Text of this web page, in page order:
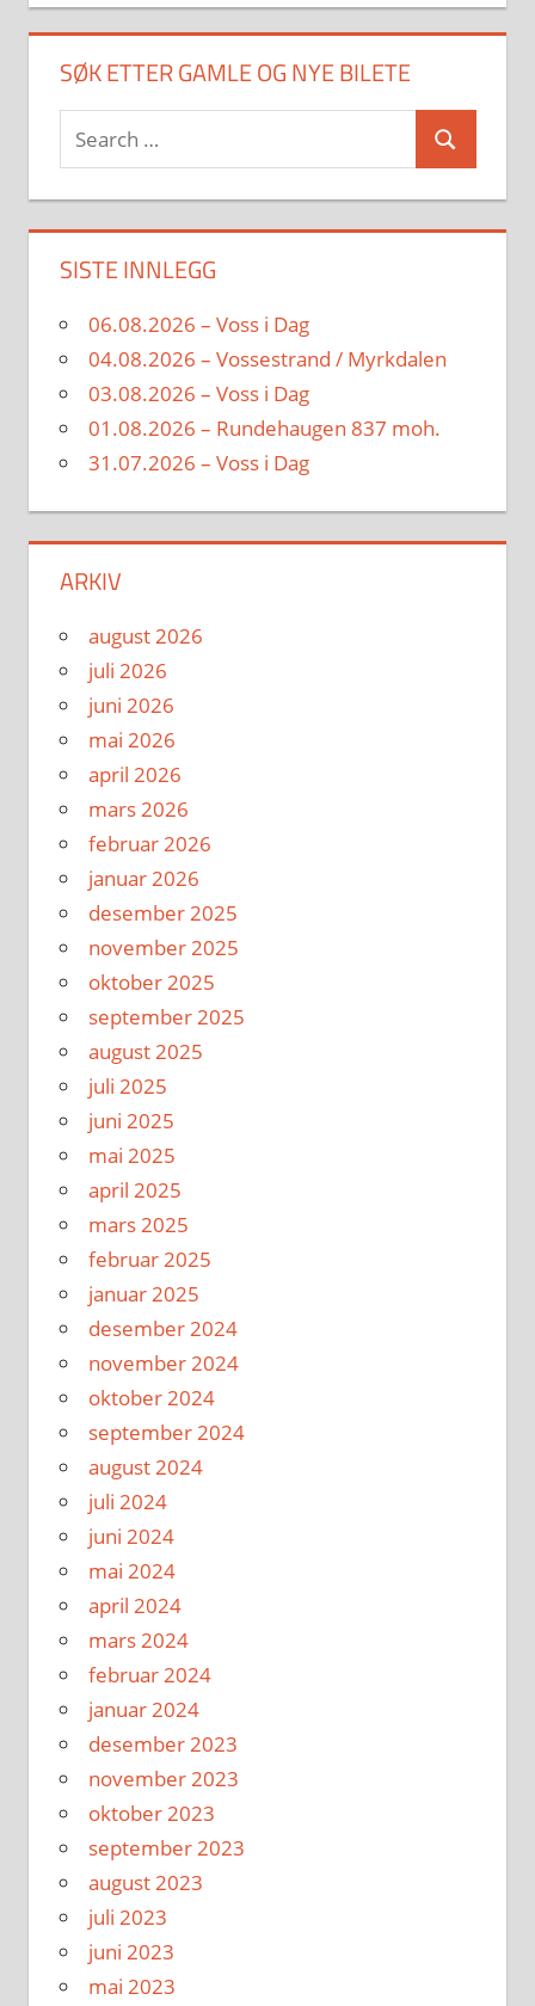
SØK ETTER GAMLE OG NYE BILETE
Search
for:
Search
SISTE INNLEGG
06.08.2026 – Voss i Dag
04.08.2026 – Vossestrand / Myrkdalen
03.08.2026 – Voss i Dag
01.08.2026 – Rundehaugen 837 moh.
31.07.2026 – Voss i Dag
ARKIV
august 2026
juli 2026
juni 2026
mai 2026
april 2026
mars 2026
februar 2026
januar 2026
desember 2025
november 2025
oktober 2025
september 2025
august 2025
juli 2025
juni 2025
mai 2025
april 2025
mars 2025
februar 2025
januar 2025
desember 2024
november 2024
oktober 2024
september 2024
august 2024
juli 2024
juni 2024
mai 2024
april 2024
mars 2024
februar 2024
januar 2024
desember 2023
november 2023
oktober 2023
september 2023
august 2023
juli 2023
juni 2023
mai 2023